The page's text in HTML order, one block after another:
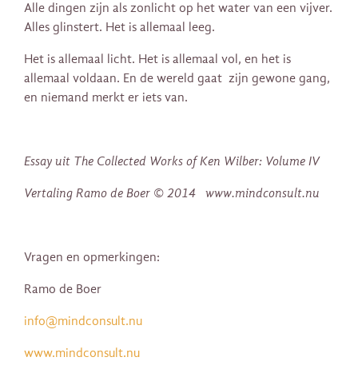
Alle dingen zijn als zonlicht op het water van een vijver.
Alles glinstert. Het is allemaal leeg.
Het is allemaal licht. Het is allemaal vol, en het is
allemaal voldaan. En de wereld gaat zijn gewone gang,
en niemand merkt er iets van.
Essay uit The Collected Works of Ken Wilber: Volume IV
Vertaling Ramo de Boer © 2014 www.mindconsult.nu
Vragen en opmerkingen:
Ramo de Boer
info@mindconsult.nu
www.mindconsult.nu